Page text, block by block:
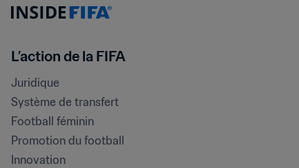
L’action de la FIFA
Juridique
Système de transfert
Football féminin
Promotion du football
Innovation